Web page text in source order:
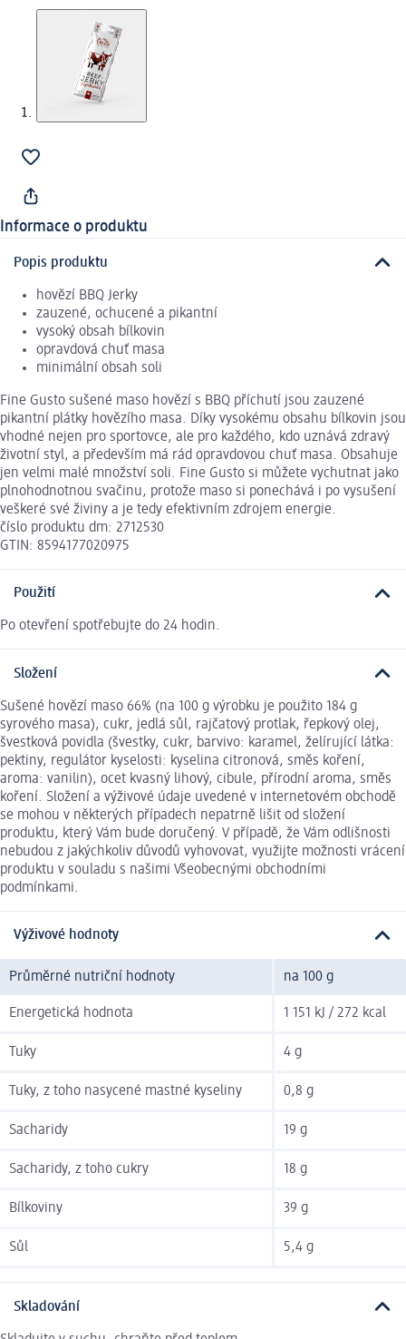
Informace o produktu
Popis produktu
hovězí BBQ Jerky
zauzené, ochucené a pikantní
vysoký obsah bílkovin
opravdová chuť masa
minimální obsah soli
Fine Gusto sušené maso hovězí s BBQ příchutí jsou zauzené
pikantní plátky hovězího masa. Díky vysokému obsahu bílkovin jsou
vhodné nejen pro sportovce, ale pro každého, kdo uznává zdravý
životní styl, a především má rád opravdovou chuť masa. Obsahuje
jen velmi malé množství soli. Fine Gusto si můžete vychutnat jako
plnohodnotnou svačinu, protože maso si ponechává i po vysušení
veškeré své živiny a je tedy efektivním zdrojem energie.
číslo produktu dm: 2712530
GTIN: 8594177020975
Použití
Po otevření spotřebujte do 24 hodin.
Složení
Sušené hovězí maso 66% (na 100 g výrobku je použito 184 g
syrového masa), cukr, jedlá sůl, rajčatový protlak, řepkový olej,
švestková povidla (švestky, cukr, barvivo: karamel, želírující látka:
pektiny, regulátor kyselosti: kyselina citronová, směs koření,
aroma: vanilin), ocet kvasný lihový, cibule, přírodní aroma, směs
koření. Složení a výživové údaje uvedené v internetovém obchodě
se mohou v některých případech nepatrně lišit od složení
produktu, který Vám bude doručený. V případě, že Vám odlišnosti
nebudou z jakýchkoliv důvodů vyhovovat, využijte možnosti vrácení
produktu v souladu s našimi Všeobecnými obchodními
podmínkami.
Výživové hodnoty
Průměrné nutriční hodnoty na 100 g
Energetická hodnota 1 151 kJ / 272 kcal
Tuky 4 g
Tuky, z toho nasycené mastné kyseliny 0,8 g
Sacharidy 19 g
Sacharidy, z toho cukry 18 g
Bílkoviny 39 g
Sůl 5,4 g
Skladování